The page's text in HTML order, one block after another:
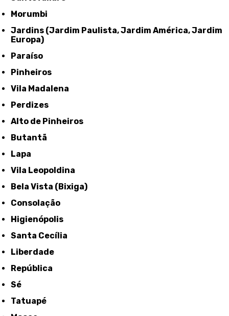
Morumbi
Jardins (Jardim Paulista, Jardim América, Jardim
Europa)
Paraíso
Pinheiros
Vila Madalena
Perdizes
Alto de Pinheiros
Butantã
Lapa
Vila Leopoldina
Bela Vista (Bixiga)
Consolação
Higienópolis
Santa Cecília
Liberdade
República
Sé
Tatuapé